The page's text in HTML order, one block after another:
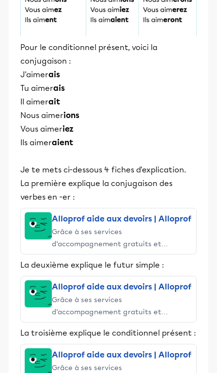
Pour le conditionnel présent, voici la
conjugaison :
J'aimerais
Tu aimerais
Il aimerait
Nous aimerions
Vous aimeriez
Ils aimeraient
Je te mets ci-dessous 4 fiches d'explication.
La première explique la conjugaison des
verbes en -er :
Alloprof aide aux devoirs | Alloprof
Grâce à ses services
d’accompagnement gratuits et
stimulants, Alloprof engage les élèves
et leurs parents dans la réussite
La deuxième explique le futur simple :
Alloprof aide aux devoirs | Alloprof
Grâce à ses services
d’accompagnement gratuits et
stimulants, Alloprof engage les élèves
et leurs parents dans la réussite
La troisième explique le conditionnel présent :
Alloprof aide aux devoirs | Alloprof
Grâce à ses services